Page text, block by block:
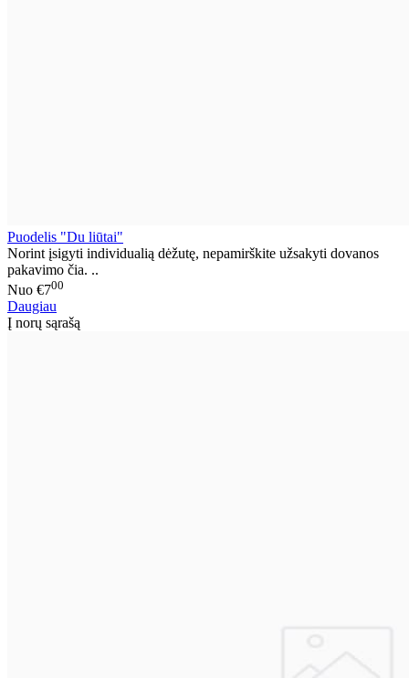
Puodelis "Du liūtai"
Norint įsigyti individualią dėžutę, nepamirškite užsakyti dovanos
pakavimo čia. ..
Nuo €700
Daugiau
Į norų sąrašą